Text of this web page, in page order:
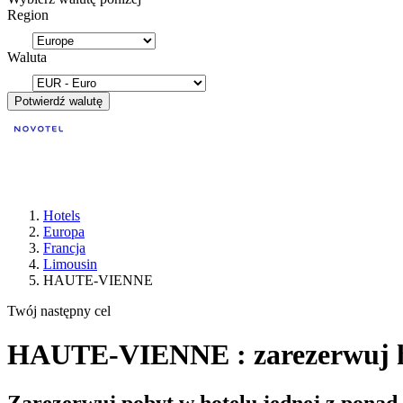
Region
Waluta
Potwierdź walutę
Hotels
Europa
Francja
Limousin
HAUTE-VIENNE
Twój następny cel
HAUTE-VIENNE : zarezerwuj